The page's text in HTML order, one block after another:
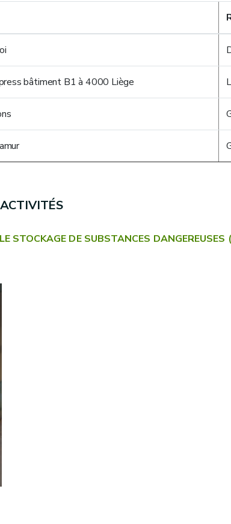
bâtiment B1 à 4000 Liège
STOCKAGE DE SUBSTANCES